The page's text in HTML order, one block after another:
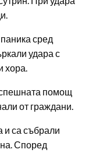
сред
удара с
хора.
помощ
от граждани.
и са събрали
Според